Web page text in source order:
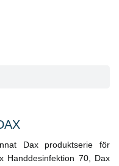
Dax produktserie för
Handdesinfektion 70, Dax